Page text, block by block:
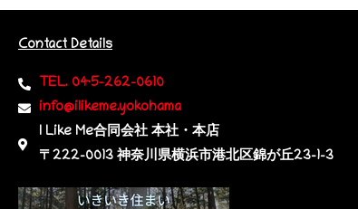
Contact Details
TEL. 045-262-0610
info@ilikeme.yokohama
I Like Me合同会社 本社・本店
〒222-0013 神奈川県横浜市港北区錦が丘23-1-3​